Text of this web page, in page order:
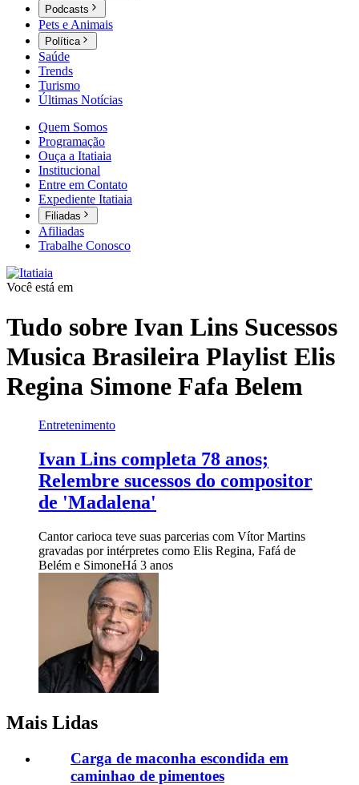
Podcasts
Pets e Animais
Política
Saúde
Trends
Turismo
Últimas Notícias
Quem Somos
Programação
Ouça a Itatiaia
Institucional
Entre em Contato
Expediente Itatiaia
Filiadas
Afiliadas
Trabalhe Conosco
Você está em
Tudo sobre Ivan Lins Sucessos
Musica Brasileira Playlist Elis
Regina Simone Fafa Belem
Entretenimento
Ivan Lins completa 78 anos;
Relembre sucessos do compositor
de 'Madalena'
Cantor carioca teve suas parcerias com Vítor Martins
gravadas por intérpretes como Elis Regina, Fafá de
Belém e SimoneHá 3 anos
Mais Lidas
Carga de maconha escondida em
caminhao de pimentoes